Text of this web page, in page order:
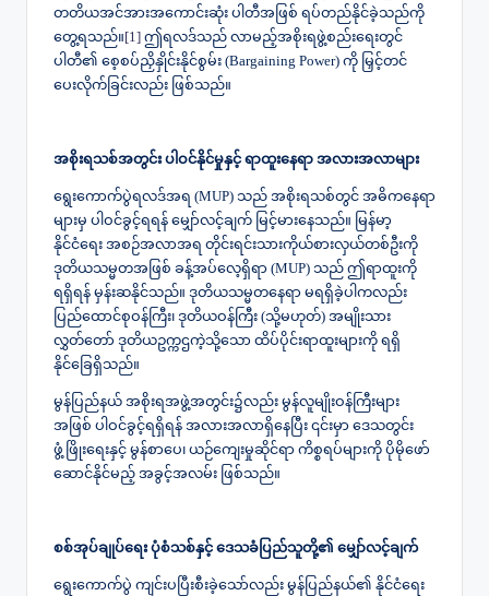
တတိယအင်အားအကောင်းဆုံး ပါတီအဖြစ် ရပ်တည်နိုင်ခဲ့သည်ကို
တွေ့ရသည်။ [1] ဤရလဒ်သည် လာမည့်အစိုးရဖွဲ့စည်းရေးတွင်
ပါတီ၏ စေ့စပ်ညှိနှိုင်းနိုင်စွမ်း (Bargaining Power) ကို မြှင့်တင်
ပေးလိုက်ခြင်းလည်း ဖြစ်သည်။
အစိုးရသစ်အတွင်း ပါဝင်နိုင်မှုနှင့် ရာထူးနေရာ အလားအလာများ
ရွေးကောက်ပွဲရလဒ်အရ (MUP) သည် အစိုးရသစ်တွင် အဓိကနေရာ
များမှ ပါဝင်ခွင့်ရရန် မျှော်လင့်ချက် မြင့်မားနေသည်။ မြန်မာ့
နိုင်ငံရေး အစဉ်အလာအရ တိုင်းရင်းသားကိုယ်စားလှယ်တစ်ဦးကို
ဒုတိယသမ္မတအဖြစ် ခန့်အပ်လေ့ရှိရာ (MUP) သည် ဤရာထူးကို
ရရှိရန် မှန်းဆနိုင်သည်။ ဒုတိယသမ္မတနေရာ မရရှိခဲ့ပါကလည်း
ပြည်ထောင်စုဝန်ကြီး၊ ဒုတိယဝန်ကြီး (သို့မဟုတ်) အမျိုးသား
လွှတ်တော် ဒုတိယဥက္ကဌကဲ့သို့သော ထိပ်ပိုင်းရာထူးများကို ရရှိ
နိုင်ခြေရှိသည်။
မွန်ပြည်နယ် အစိုးရအဖွဲ့အတွင်း၌လည်း မွန်လူမျိုးဝန်ကြီးများ
အဖြစ် ပါဝင်ခွင့်ရရှိရန် အလားအလာရှိနေပြီး ၎င်းမှာ ဒေသတွင်း
ဖွံ့ဖြိုးရေးနှင့် မွန်စာပေ၊ ယဉ်ကျေးမှုဆိုင်ရာ ကိစ္စရပ်များကို ပိုမိုဖော်
ဆောင်နိုင်မည့် အခွင့်အလမ်း ဖြစ်သည်။
စစ်အုပ်ချုပ်ရေး ပုံစံသစ်နှင့် ဒေသခံပြည်သူတို့၏ မျှော်လင့်ချက်
ရွေးကောက်ပွဲ ကျင်းပပြီးစီးခဲ့သော်လည်း မွန်ပြည်နယ်၏ နိုင်ငံရေး